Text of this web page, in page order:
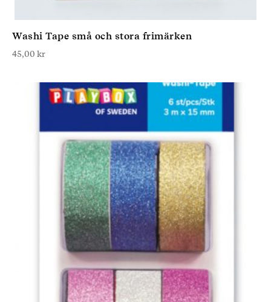
Washi Tape små och stora frimärken
45,00 kr